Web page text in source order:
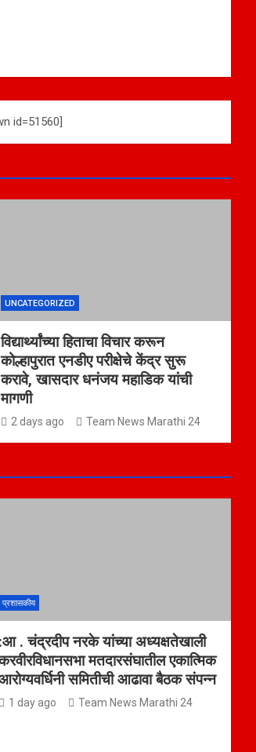
id=51560]
UNCATEGORIZED
विद्यार्थ्यांच्या हिताचा विचार करून
कोल्हापुरात एनडीए परीक्षेचे केंद्र सुरू
करावे, खासदार धनंजय महाडिक यांची
मागणी
2 days ago Team News Marathi 24
प्रशासकीय
:आ . चंद्रदीप नरके यांच्या अध्यक्षतेखाली
मतदारसंघातील एकात्मिक
समितीची आढावा बैठक संपन्न
1 day ago Team News Marathi 24